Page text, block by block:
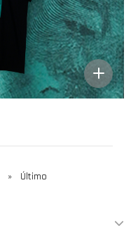
» Último